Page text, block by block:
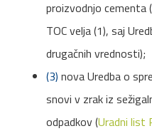
proizvodnjo cementa (
TOC velja (1), saj
drugačnih vrednosti);
(3) nova Uredba o
snovi v zrak iz
odpadkov (Uradni list